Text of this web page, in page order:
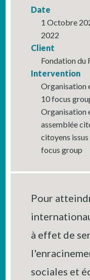
Date
1 Octobre
2022
Client
Fondation du
Intervention
Organisation
10 focus
Organisation
assemblée
citoyens
focus group
Pour
à effet de
sociales et